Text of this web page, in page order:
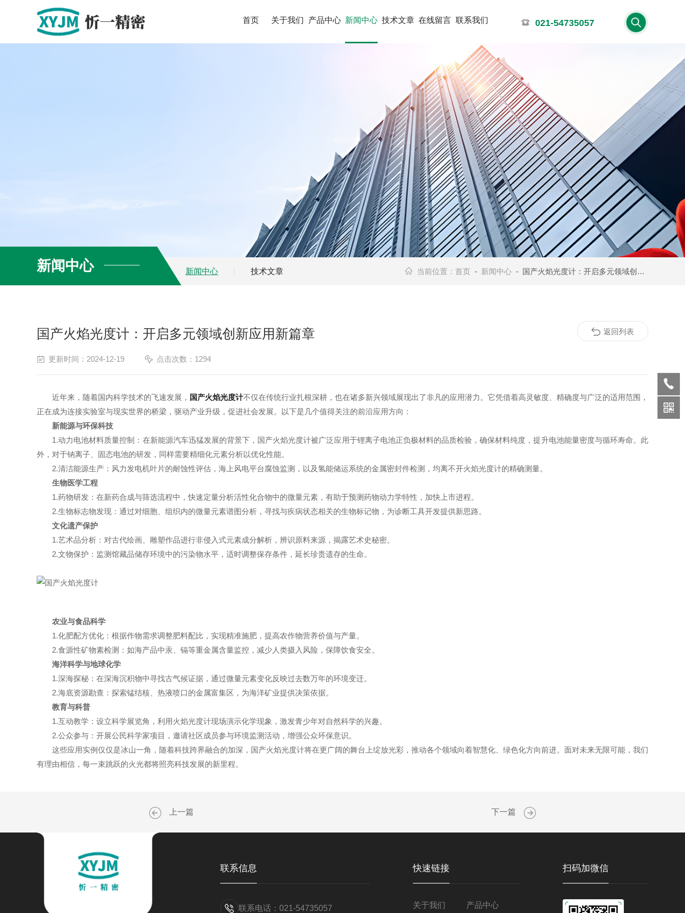
首页 关于我们 产品中心 新闻中心 技术文章 在线留言 联系我们 021-54735057
新闻中心 新闻中心 技术文章 当前位置： 首页 - 新闻中心 - 国产火焰光度计：开启多元领域创新应用新篇章
国产火焰光度计：开启多元领域创新应用新篇章
更新时间：2024-12-19 点击次数：1294
近年来，随着国内科学技术的飞速发展， 国产火焰光度计不仅在传统行业扎根深耕，也在诸多新兴领域展现出了非凡的应用潜力。它凭借着高灵敏度、精确度与广泛的适用范围，
正在成为连接实验室与现实世界的桥梁，驱动产业升级，促进社会发展。以下是几个值得关注的前沿应用方向：
新能源与环保科技
1.动力电池材料质量控制：在新能源汽车迅猛发展的背景下，国产火焰光度计被广泛应用于锂离子电池正负极材料的品质检验，确保材料纯度，提升电池能量密度与循环寿命。此
外，对于钠离子、固态电池的研发，同样需要精细化元素分析以优化性能。
2.清洁能源生产：风力发电机叶片的耐蚀性评估，海上风电平台腐蚀监测，以及氢能储运系统的金属密封件检测，均离不开火焰光度计的精确测量。
生物医学工程
1.药物研发：在新药合成与筛选流程中，快速定量分析活性化合物中的微量元素，有助于预测药物动力学特性，加快上市进程。
2.生物标志物发现：通过对细胞、组织内的微量元素谱图分析，寻找与疾病状态相关的生物标记物，为诊断工具开发提供新思路。
文化遗产保护
1.艺术品分析：对古代绘画、雕塑作品进行非侵入式元素成分解析，辨识原料来源，揭露艺术史秘密。
2.文物保护：监测馆藏品储存环境中的污染物水平，适时调整保存条件，延长珍贵遗存的生命。
农业与食品科学
1.化肥配方优化：根据作物需求调整肥料配比，实现精准施肥，提高农作物营养价值与产量。
2.食源性矿物素检测：如海产品中汞、镉等重金属含量监控，减少人类摄入风险，保障饮食安全。
海洋科学与地球化学
1.深海探秘：在深海沉积物中寻找古气候证据，通过微量元素变化反映过去数万年的环境变迁。
2.海底资源勘查：探索锰结核、热液喷口的金属富集区，为海洋矿业提供决策依据。
教育与科普
1.互动教学：设立科学展览角，利用火焰光度计现场演示化学现象，激发青少年对自然科学的兴趣。
2.公众参与：开展公民科学家项目，邀请社区成员参与环境监测活动，增强公众环保意识。
这些应用实例仅仅是冰山一角，随着科技跨界融合的加深，国产火焰光度计将在更广阔的舞台上绽放光彩，推动各个领域向着智慧化、绿色化方向前进。面对未来无限可能，我们
有理由相信，每一束跳跃的火光都将照亮科技发展的新里程。
返回列表
上一篇 下一篇
联系信息
联系电话：021-54735057
快速链接
关于我们 产品中心
扫码加微信